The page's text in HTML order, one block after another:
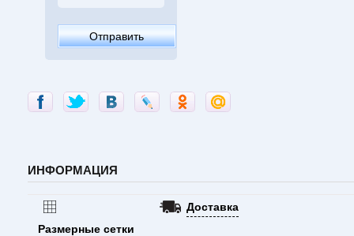
ИНФОРМАЦИЯ
Размерные сетки
Доставка